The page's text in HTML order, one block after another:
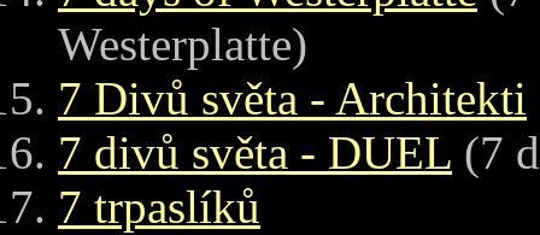
Westerplatte)
7 Divů světa - Architekti
7 divů světa - DUEL (7
7 trpaslíků